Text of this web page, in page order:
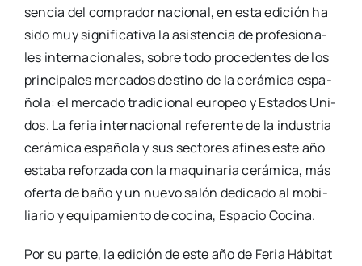
sen­cia del com­pra­dor nacio­nal, en esta edi­ción ha
sido muy sig­ni­fi­ca­ti­va la asis­ten­cia de pro­fe­sio­na­
les inter­na­cio­na­les, sobre todo pro­ce­den­tes de los
prin­ci­pa­les mer­ca­dos des­tino de la cerá­mi­ca espa­
ño­la: el mer­ca­do tra­di­cio­nal euro­peo y Esta­dos Uni­
dos. La feria inter­na­cio­nal refe­ren­te de la indus­tria
cerá­mi­ca espa­ño­la y sus sec­to­res afi­nes este año
esta­ba refor­za­da con la maqui­na­ria cerá­mi­ca, más
ofer­ta de baño y un nue­vo salón dedi­ca­do al mobi­
lia­rio y equi­pa­mien­to de coci­na, Espa­cio Coci­na.
Por su par­te, la edi­ción de este año de Feria Hábi­tat